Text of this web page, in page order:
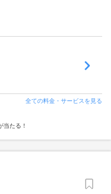
全ての料金・サービスを見る
たる！